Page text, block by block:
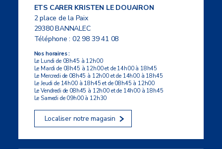
ETS CARER KRISTEN LE DOUAIRON
2 place de la Paix
29380 BANNALEC
Téléphone :02 98 39 41 08
Nos horaires :
Le Lundi de 08h45 à 12h00
Le Mardi de 08h45 à 12h00 et de 14h00 à 18h45
Le Mercredi de 08h45 à 12h00 et de 14h00 à 18h45
Le Jeudi de 14h00 à 18h45 et de 08h45 à 12h00
Le Vendredi de 08h45 à 12h00 et de 14h00 à 18h45
Le Samedi de 09h00 à 12h30
Localiser notre magasin